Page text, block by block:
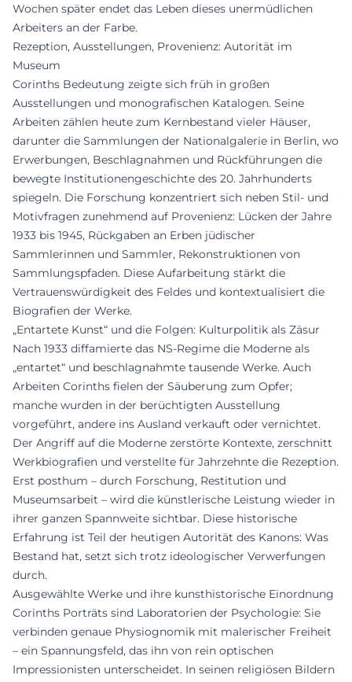
Wochen später endet das Leben dieses unermüdlichen
Arbeiters an der Farbe.
Rezeption, Ausstellungen, Provenienz: Autorität im
Museum
Corinths Bedeutung zeigte sich früh in großen
Ausstellungen und monografischen Katalogen. Seine
Arbeiten zählen heute zum Kernbestand vieler Häuser,
darunter die Sammlungen der Nationalgalerie in Berlin, wo
Erwerbungen, Beschlagnahmen und Rückführungen die
bewegte Institutionengeschichte des 20. Jahrhunderts
spiegeln. Die Forschung konzentriert sich neben Stil- und
Motivfragen zunehmend auf Provenienz: Lücken der Jahre
1933 bis 1945, Rückgaben an Erben jüdischer
Sammlerinnen und Sammler, Rekonstruktionen von
Sammlungspfaden. Diese Aufarbeitung stärkt die
Vertrauenswürdigkeit des Feldes und kontextualisiert die
Biografien der Werke.
„Entartete Kunst“ und die Folgen: Kulturpolitik als Zäsur
Nach 1933 diffamierte das NS-Regime die Moderne als
„entartet“ und beschlagnahmte tausende Werke. Auch
Arbeiten Corinths fielen der Säuberung zum Opfer;
manche wurden in der berüchtigten Ausstellung
vorgeführt, andere ins Ausland verkauft oder vernichtet.
Der Angriff auf die Moderne zerstörte Kontexte, zerschnitt
Werkbiografien und verstellte für Jahrzehnte die Rezeption.
Erst posthum – durch Forschung, Restitution und
Museumsarbeit – wird die künstlerische Leistung wieder in
ihrer ganzen Spannweite sichtbar. Diese historische
Erfahrung ist Teil der heutigen Autorität des Kanons: Was
Bestand hat, setzt sich trotz ideologischer Verwerfungen
durch.
Ausgewählte Werke und ihre kunsthistorische Einordnung
Corinths Porträts sind Laboratorien der Psychologie: Sie
verbinden genaue Physiognomik mit malerischer Freiheit
– ein Spannungsfeld, das ihn von rein optischen
Impressionisten unterscheidet. In seinen religiösen Bildern